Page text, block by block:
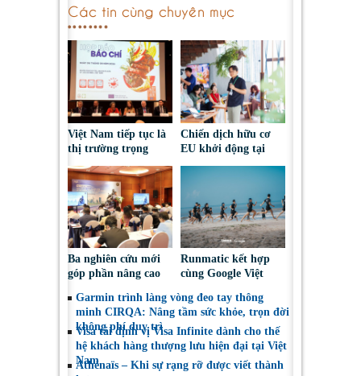
Các tin cùng chuyên mục
Việt Nam tiếp tục là
thị trường trọng
sản, thực phẩm Ba
Lan
Chiến dịch hữu cơ
EU khởi động tại
người tiêu dùng lựa
chọn sáng suốt
Ba nghiên cứu mới
góp phần nâng cao
thoại chính sách về
an toàn xe mô tô
Runmatic kết hợp
cùng Google Việt
AI vào huấn luyện
Hybrid Training
thực tế
Garmin trình làng vòng đeo tay thông
minh CIRQA: Nâng tầm sức khỏe, trọn đời
không phí duy trì
Visa tái định vị Visa Infinite dành cho thế
hệ khách hàng thượng lưu hiện đại tại Việt
Nam
Athénaïs – Khi sự rạng rỡ được viết thành